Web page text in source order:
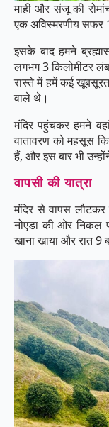
माही और संजू की
एक अविस्मरणीय सफर
इसके बाद हमने
लगभग 3 किलोमीटर
रास्ते में हमें कई
वाले थे।
मंदिर पहुंचकर हमने
वातावरण को महसूस
हैं, और इस बार भी
वापसी की यात्रा
मंदिर से वापस
नोएडा की ओर निकल
खाना खाया और रात 9